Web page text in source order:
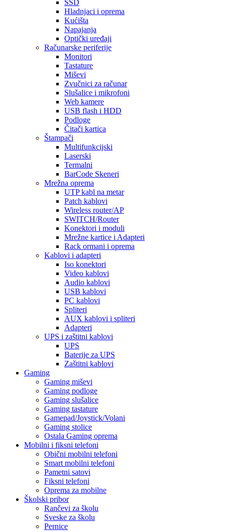
SSD
Hladnjaci i oprema
Kućišta
Napajanja
Optički uređaji
Računarske periferije
Monitori
Tastature
Miševi
Zvučnici za računar
Slušalice i mikrofoni
Web kamere
USB flash i HDD
Podloge
Čitači kartica
Štampači
Multifunkcijski
Laserski
Termalni
BarCode Skeneri
Mrežna oprema
UTP kabl na metar
Patch kablovi
Wireless router/AP
SWITCH/Router
Konektori i moduli
Mrežne kartice i Adapteri
Rack ormani i oprema
Kablovi i adapteri
Iso konektori
Video kablovi
Audio kablovi
USB kablovi
PC kablovi
Spliteri
AUX kablovi i spliteri
Adapteri
UPS i zaštitni kablovi
UPS
Baterije za UPS
Zaštitni kablovi
Gaming
Gaming miševi
Gaming podloge
Gaming slušalice
Gaming tastature
Gamepad/Joystick/Volani
Gaming stolice
Ostala Gaming oprema
Mobilni i fiksni telefoni
Obični mobilni telefoni
Smart mobilni telefoni
Pametni satovi
Fiksni telefoni
Oprema za mobilne
Školski pribor
Rančevi za školu
Sveske za školu
Pernice